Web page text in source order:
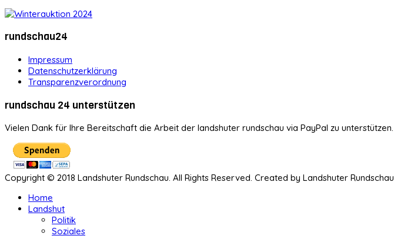
rundschau24
Impressum
Datenschutzerklärung
Transparenzverordnung
rundschau 24 unterstützen
Vielen Dank für Ihre Bereitschaft die Arbeit der landshuter rundschau via PayPal zu unterstützen.
Copyright © 2018 Landshuter Rundschau. All Rights Reserved. Created by Landshuter Rundschau
Home
Landshut
Politik
Soziales